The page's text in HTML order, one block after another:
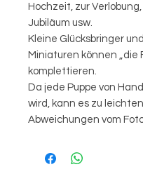
Hochzeit, zur Verlobung,
Jubiläum usw.
Kleine Glücksbringer und
Miniaturen können „die
komplettieren.
Da jede Puppe von
wird, kann es zu leichten
Abweichungen vom